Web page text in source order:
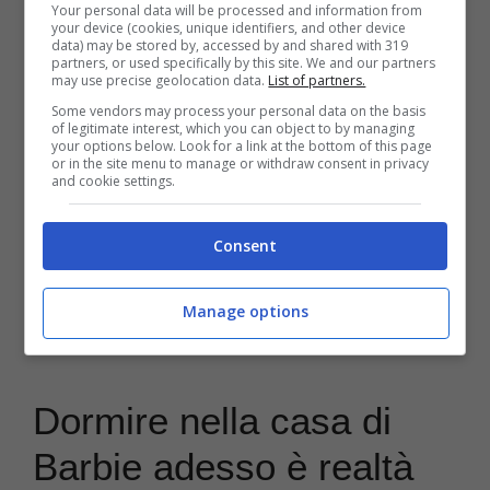
le abitudini degli utenti: di cosa si tratta.
Amazon continua a stupire tutti gli utenti
non solo con offerte imperdibili ma anche
con dei servizi che sono sempre pronti ad
accontentare anche i clienti più esigenti.
Adesso è in arrivo …Leggi tutto
Dormire nella casa di
Barbie adesso è realtà
Your personal data will be processed and information from
your device (cookies, unique identifiers, and other device
data) may be stored by, accessed by and shared with 319
partners, or used specifically by this site. We and our partners
may use precise geolocation data. List of partners.
Some vendors may process your personal data on the basis
of legitimate interest, which you can object to by managing
your options below. Look for a link at the bottom of this page
or in the site menu to manage or withdraw consent in privacy
and cookie settings.
Consent
Manage options